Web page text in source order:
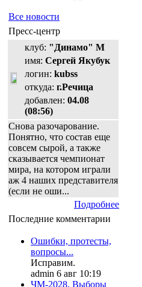
Все новости
Пресс-центр
клуб: "Динамо" М
имя: Сергей Якубук
логин: kubss
откуда: г.Речица
добавлен: 04.08
(08:56)
Снова разочарование.
Понятно, что состав еще
совсем сырой, а также
сказывается чемпионат
мира, на котором играли
аж 4 наших представителя
(если не оши...
Подробнее
Последние комментарии
Ошибки, протесты,
вопросы...
Исправим.
admin 6 авг 10:19
ЧМ-2028. Выборы